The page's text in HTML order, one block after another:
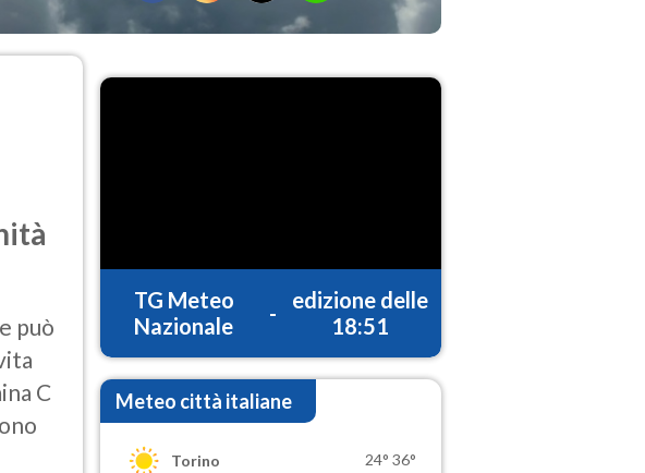
può
C
TG Meteo
Nazionale
-
edizione delle
18:51
Meteo città italiane
Torino 24° 36°